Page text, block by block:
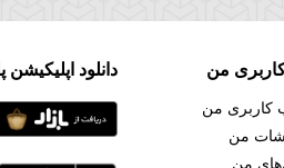
من
کاربری من
من
من
دانلود